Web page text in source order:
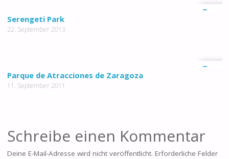
Serengeti Park
22. September 2013
Parque de Atracciones de Zaragoza
11. September 2011
Schreibe einen Kommentar
Deine E-Mail-Adresse wird nicht veröffentlicht. Erforderliche Felder